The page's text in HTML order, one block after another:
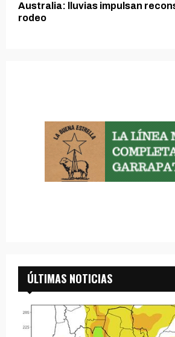
Australia: lluvias impulsan
rodeo
ÚLTIMAS NOTICIAS